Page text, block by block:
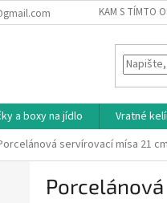
KAM S TÍMTO
a boxy na jídlo Vratné
servírovací mísa 21